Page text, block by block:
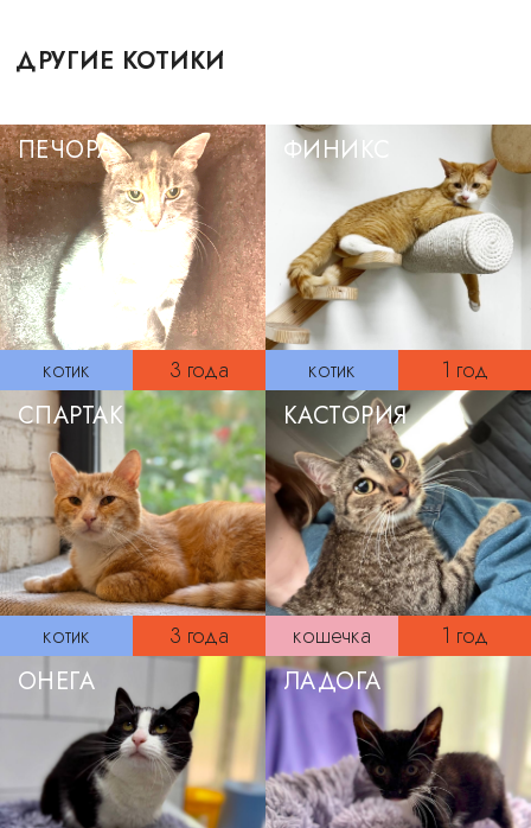
ДРУГИЕ КОТИКИ
котик 3 года
ПЕЧОРА
котик 1 год
ФИНИКС
котик 3 года
СПАРТАК
кошечка 1 год
КАСТОРИЯ
ОНЕГА ЛАДОГА